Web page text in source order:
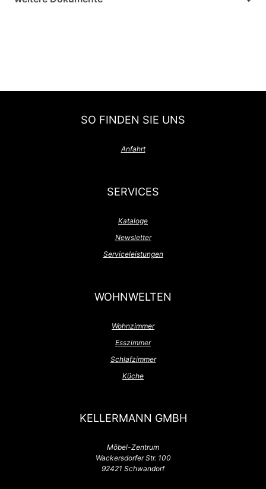
SO FINDEN SIE UNS
Anfahrt
SERVICES
Kataloge
Newsletter
Serviceleistungen
WOHNWELTEN
Wohnzimmer
Esszimmer
Schlafzimmer
Küche
KELLERMANN GMBH
Möbel-Zentrum
Wackersdorfer Str. 100
92421 Schwandorf